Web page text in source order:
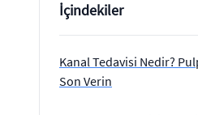
İçindekiler
Kanal Tedavisi Nedir?
Son Verin